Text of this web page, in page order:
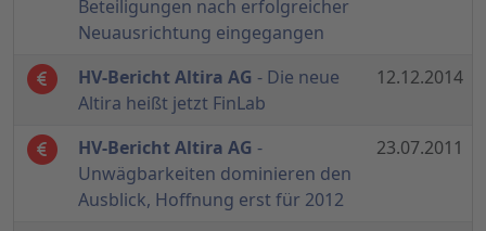
Beteiligungen nach erfolgreicher
Neuausrichtung eingegangen
HV-Bericht Altira AG - Die neue
Altira heißt jetzt FinLab
12.12.2014
HV-Bericht Altira AG -
Unwägbarkeiten dominieren den
Ausblick, Hoffnung erst für 2012
23.07.2011